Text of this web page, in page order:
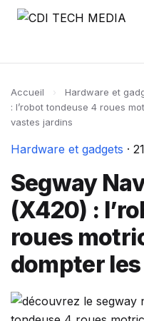
Accueil › Hardware et
: l’robot tondeuse 4 roues
vastes jardins
Hardware et gadgets ·
Segway
(X420) :
roues
dompter